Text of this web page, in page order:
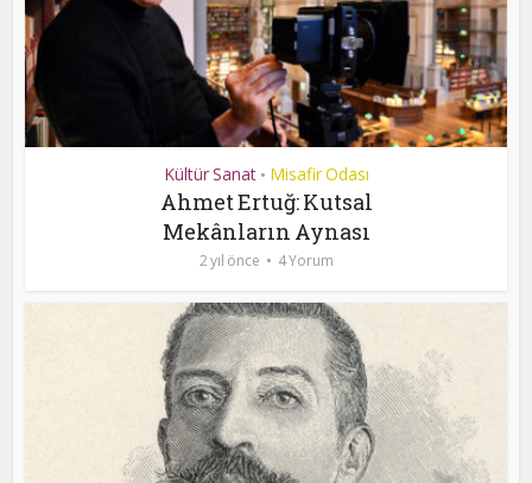
Kültür Sanat • Misafir Odası
Ahmet Ertuğ: Kutsal
Mekânların Aynası
2 yıl önce 4 Yorum